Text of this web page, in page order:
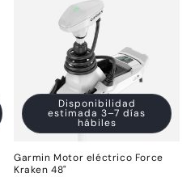
Disponibilidad
estimada 3–7 días
hábiles
Garmin Motor eléctrico Force
Kraken 48"